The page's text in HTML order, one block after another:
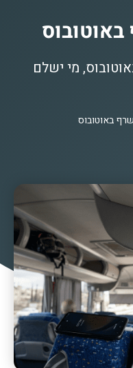
מי ישלם
באוטובוס